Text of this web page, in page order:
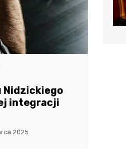
Nidzickiego
integracji
2025